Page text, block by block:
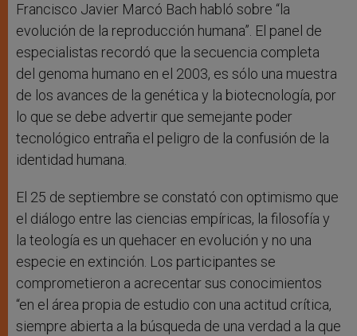
Francisco Javier Marcó Bach habló sobre “la
evolución de la reproducción humana”. El panel de
especialistas recordó que la secuencia completa
del genoma humano en el 2003, es sólo una muestra
de los avances de la genética y la biotecnología, por
lo que se debe advertir que semejante poder
tecnológico entraña el peligro de la confusión de la
identidad humana.
El 25 de septiembre se constató con optimismo que
el diálogo entre las ciencias empíricas, la filosofía y
la teología es un quehacer en evolución y no una
especie en extinción. Los participantes se
comprometieron a acrecentar sus conocimientos
“en el área propia de estudio con una actitud crítica,
siempre abierta a la búsqueda de una verdad a la que